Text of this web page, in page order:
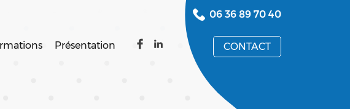
Présentation
06 36 89 70 40
CONTACT